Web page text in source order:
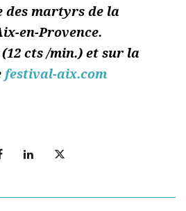
des martyrs de la
en-Provence.
(12 cts /min.) et sur la
festival-aix.com